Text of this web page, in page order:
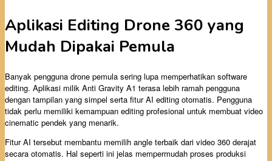
Aplikasi Editing Drone 360 yang
Mudah Dipakai Pemula
Banyak pengguna drone pemula sering lupa memperhatikan software
editing. Aplikasi milik Anti Gravity A1 terasa lebih ramah pengguna
dengan tampilan yang simpel serta fitur AI editing otomatis. Pengguna
tidak perlu memiliki kemampuan editing profesional untuk membuat video
cinematic pendek yang menarik.
Fitur AI tersebut membantu memilih angle terbaik dari video 360 derajat
secara otomatis. Hal seperti ini jelas mempermudah proses produksi